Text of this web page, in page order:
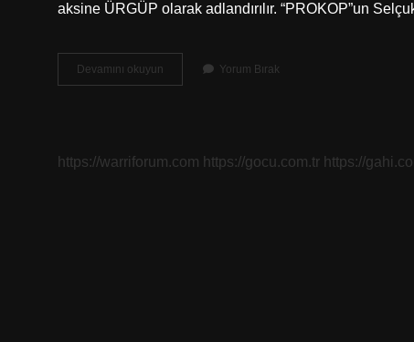
aksine ÜRGÜP olarak adlandırılır. “PROKOP”un
Devamını okuyun
Neden
Yorum Bırak
https://warriforum.com https://gocu.com.tr https://